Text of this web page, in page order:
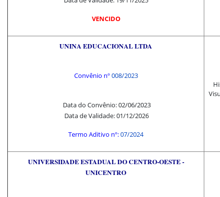
VENCIDO
UNINA EDUCACIONAL LTDA
Convênio nº008/2023
Data do Convênio: 02/06/2023
Data de Validade: 01/12/2026
Termo Aditivo nº:07/2024
UNIVERSIDADE ESTADUAL DO CENTRO-OESTE -
UNICENTRO